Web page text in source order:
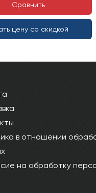
Сравнить
цену со скидкой
в отношении
на обработку